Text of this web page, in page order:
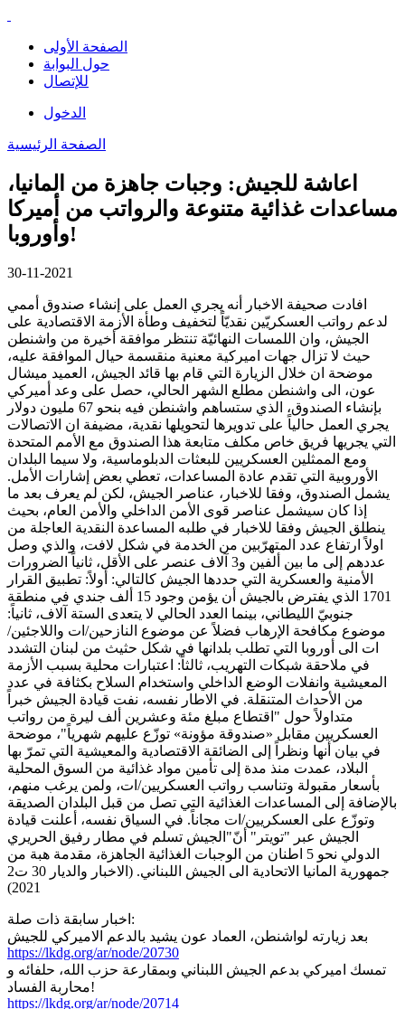
الصفحة الأولى
حول البوابة
للإتصال
الدخول
الصفحة الرئيسية
اعاشة للجيش: وجبات جاهزة من المانيا،
مساعدات غذائية متنوعة والرواتب من أميركا
وأوروبا!
30-11-2021
افادت صحيفة الاخبار أنه يجري العمل على إنشاء صندوق أممي
لدعم رواتب العسكريّين نقديّاً لتخفيف وطأة الأزمة الاقتصادية على
الجيش، وان اللمسات النهائيّة تنتظر موافقة أخيرة من واشنطن
حيث لا تزال جهات اميركية معنية منقسمة حيال الموافقة عليه،
موضحة ان خلال الزيارة التي قام بها قائد الجيش، العميد ميشال
عون، الى واشنطن مطلع الشهر الحالي، حصل على وعد أميركي
بإنشاء الصندوق، الذي ستساهم واشنطن فيه بنحو 67 مليون دولار
يجري العمل حالياً على تدويرها لتحويلها نقدية، مضيفة ان الاتصالات
التي يجريها فريق خاص مكلف متابعة هذا الصندوق مع الأمم المتحدة
ومع الممثلين العسكريين للبعثات الدبلوماسية، ولا سيما البلدان
الأوروبية التي تقدم عادة المساعدات، تعطي بعض إشارات الأمل.
يشمل الصندوق، وفقا للاخبار، عناصر الجيش، لكن لم يعرف بعد ما
إذا كان سيشمل عناصر قوى الأمن الداخلي والأمن العام، بحيث
ينطلق الجيش وفقا للاخبار في طلبه المساعدة النقدية العاجلة من
اولاً ارتفاع عدد المتهرّبين من الخدمة في شكل لافت، والذي وصل
عددهم إلى ما بين ألفين و3 آلاف عنصر على الأقل، ثانياً الضرورات
الأمنية والعسكرية التي حددها الجيش كالتالي: أولاً: تطبيق القرار
1701 الذي يفترض بالجيش أن يؤمن وجود 15 ألف جندي في منطقة
جنوبيّ الليطاني، بينما العدد الحالي لا يتعدى الستة آلاف، ثانياً:
موضوع مكافحة الإرهاب فضلاً عن موضوع النازحين/ات واللاجئين/
ات الى أوروبا التي تطلب بلدانها في شكل حثيث من لبنان التشدد
في ملاحقة شبكات التهريب، ثالثاً: اعتبارات محلية بسبب الأزمة
المعيشية وانفلات الوضع الداخلي واستخدام السلاح بكثافة في عدد
من الأحداث المتنقلة. في الاطار نفسه، نفت قيادة الجيش خبراً
متداولاً حول "اقتطاع مبلغ مئة وعشرين ألف ليرة من رواتب
العسكريين مقابل «صندوقة مؤونة» توزّع عليهم شهرياً"، موضحة
في بيان أنها ونظراً إلى الضائقة الاقتصادية والمعيشية التي تمرّ بها
البلاد، عمدت منذ مدة إلى تأمين مواد غذائية من السوق المحلية
بأسعار مقبولة وتناسب رواتب العسكريين/ات، ولمن يرغب منهم،
بالإضافة إلى المساعدات الغذائية التي تصل من قبل البلدان الصديقة
وتوزّع على العسكريين/ات مجاناً. في السياق نفسه، أعلنت قيادة
الجيش عبر "تويتر" أنّ"الجيش تسلم في مطار رفيق الحريري
الدولي نحو 5 اطنان من الوجبات الغذائية الجاهزة، مقدمة هبة من
جمهورية المانيا الاتحادية الى الجيش اللبناني. (الاخبار والديار 30 ت2
2021)
اخبار سابقة ذات صلة:
بعد زيارته لواشنطن، العماد عون يشيد بالدعم الاميركي للجيش
https://lkdg.org/ar/node/20730
تمسك اميركي بدعم الجيش اللبناني وبمقارعة حزب الله، حلفائه و
محاربة الفساد!
https://lkdg.org/ar/node/20714